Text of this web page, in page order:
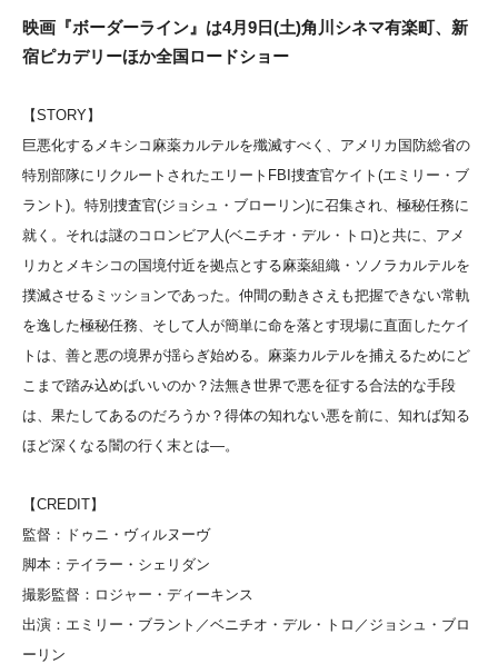
映画『ボーダーライン』は4月9日(土)角川シネマ有楽町、新
宿ピカデリーほか全国ロードショー
【STORY】
巨悪化するメキシコ麻薬カルテルを殲滅すべく、アメリカ国防総省の
特別部隊にリクルートされたエリートFBI捜査官ケイト(エミリー・ブ
ラント)。特別捜査官(ジョシュ・ブローリン)に召集され、極秘任務に
就く。それは謎のコロンビア人(ベニチオ・デル・トロ)と共に、アメ
リカとメキシコの国境付近を拠点とする麻薬組織・ソノラカルテルを
撲滅させるミッションであった。仲間の動きさえも把握できない常軌
を逸した極秘任務、そして人が簡単に命を落とす現場に直面したケイ
トは、善と悪の境界が揺らぎ始める。麻薬カルテルを捕えるためにど
こまで踏み込めばいいのか？法無き世界で悪を征する合法的な手段
は、果たしてあるのだろうか？得体の知れない悪を前に、知れば知る
ほど深くなる闇の行く末とは―。
【CREDIT】
監督：ドゥニ・ヴィルヌーヴ
脚本：テイラー・シェリダン
撮影監督：ロジャー・ディーキンス
出演：エミリー・ブラント／ベニチオ・デル・トロ／ジョシュ・ブロ
ーリン